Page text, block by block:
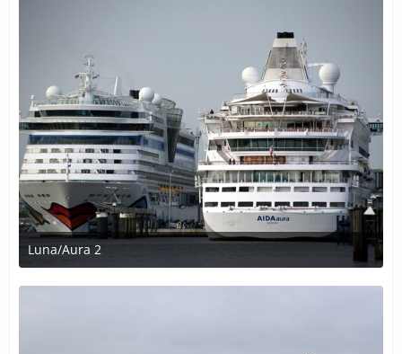
Luna/Aura 2
31. Dezember 2016 um 13:22